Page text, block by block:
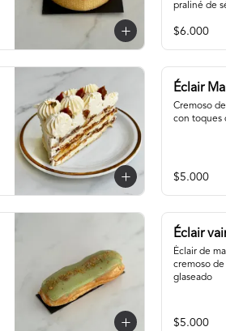
praliné de
$6.000
Éclair
Cremoso
con toques
$5.000
Éclair
Éclair de
cremoso
glaseado
$5.000